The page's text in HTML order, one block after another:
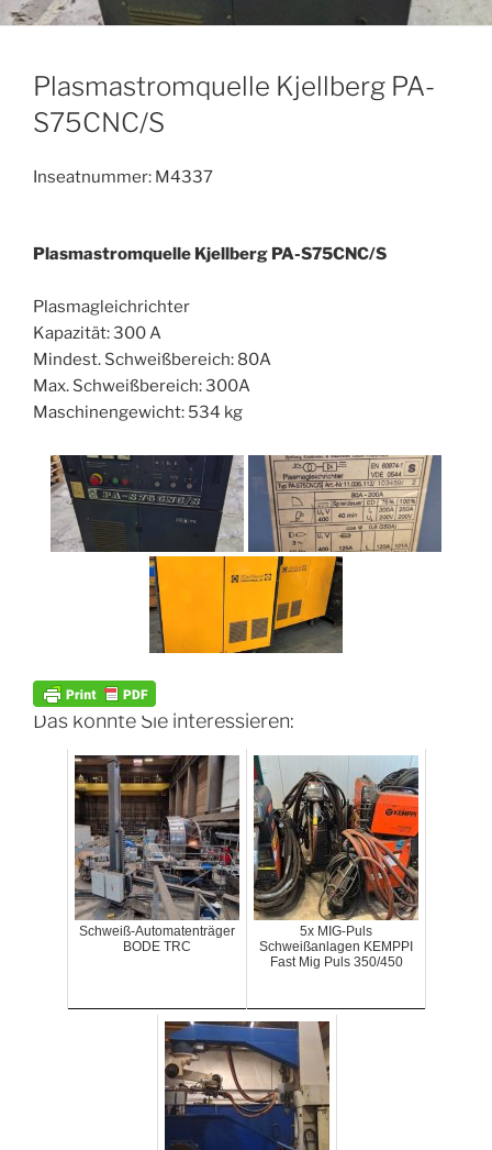
Plasmastromquelle Kjellberg PA-
S75CNC/S
Inseatnummer: M4337
Plasmastromquelle Kjellberg PA-S75CNC/S
Plasmagleichrichter
Kapazität: 300 A
Mindest. Schweißbereich: 80A
Max. Schweißbereich: 300A
Maschinengewicht: 534 kg
Das könnte Sie interessieren:
Schweiß-Automatenträger
BODE TRC
5x MIG-Puls
Schweißanlagen KEMPPI
Fast Mig Puls 350/450